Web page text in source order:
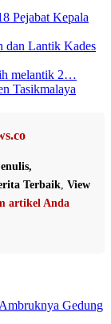
Pejabat Kepala
dan Lantik Kades
melantik 2…
Tasikmalaya
Terbaik View
artikel Anda
Gedung